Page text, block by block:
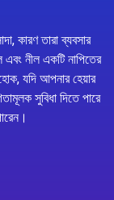
কারণ তারা ব্যবসার
নীল একটি নাপিতের
যদি আপনার হেয়ার
সুবিধা দিতে পারে